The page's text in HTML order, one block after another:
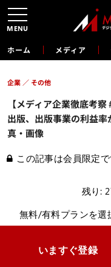
ホーム メディア
【メディア企業徹底考
出版、出版事業の利益
真・画像
企業 その他
この記事は会員限定
残り:
無料/有料プランを選
いますぐ登録
MENU